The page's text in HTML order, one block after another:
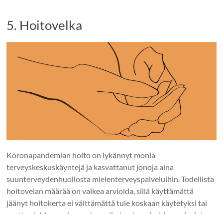
5. Hoitovelka
Koronapandemian hoito on lykännyt monia
terveyskeskuskäyntejä ja kasvattanut jonoja aina
suunterveydenhuollosta mielenterveyspalveluihin. Todellista
hoitovelan määrää on vaikea arvioida, sillä käyttämättä
jäänyt hoitokerta ei välttämättä tule koskaan käytetyksi tai